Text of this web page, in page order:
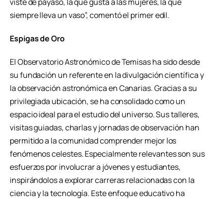
siempre lleva un vaso”, comentó el primer edil.
Espigas de Oro
El Observatorio Astronómico de Temisas ha sido desde
su fundación un referente en la divulgación científica y
la observación astronómica en Canarias. Gracias a su
privilegiada ubicación, se ha consolidado como un
espacio ideal para el estudio del universo. Sus talleres,
visitas guiadas, charlas y jornadas de observación han
permitido a la comunidad comprender mejor los
fenómenos celestes. Especialmente relevantes son sus
esfuerzos por involucrar a jóvenes y estudiantes,
inspirándolos a explorar carreras relacionadas con la
ciencia y la tecnología. Este enfoque educativo ha